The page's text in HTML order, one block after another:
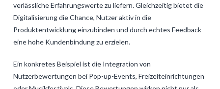
verlässliche Erfahrungswerte zu liefern. Gleichzeitig bietet die
Digitalisierung die Chance, Nutzer aktiv in die
Produktentwicklung einzubinden und durch echtes Feedback
eine hohe Kundenbindung zu erzielen.
Ein konkretes Beispiel ist die Integration von
Nutzerbewertungen bei Pop-up-Events, Freizeiteinrichtungen